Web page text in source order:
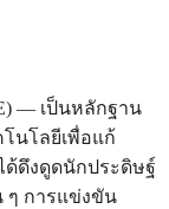
— เป็นหลักฐาน
นโลยีเพื่อแก้
ด้ดึงดูดนักประดิษฐ์
ๆ การแข่งขัน